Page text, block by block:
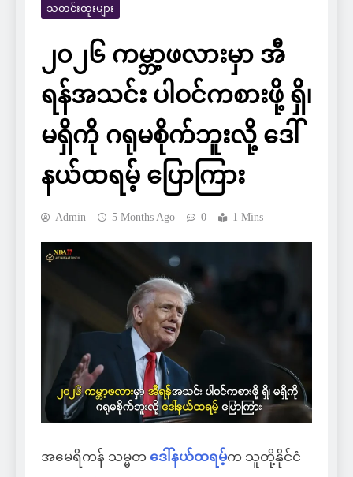
သတင်းထူးများ
၂၀၂၆ ကမ္ဘာ့ဖလားမှာ အီ
ရန်အသင်း ပါဝင်ကစားဖို့ ရှိ၊
မရှိကို ဂရုမစိုက်ဘူးလို့ ဒေါ်
နယ်ထရမ့် ပြောကြား
Admin 5 Months Ago 0 1 Mins
အမေရိကန် သမ္မတ ဒေါ်နယ်ထရမ့်က သူတို့နိုင်ငံ